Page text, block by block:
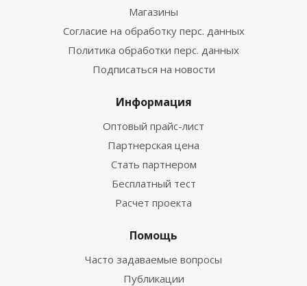
Магазины
Согласие на обработку перс. данных
Политика обработки перс. данных
Подписаться на новости
Информация
Оптовый прайс-лист
Партнерская цена
Стать партнером
Бесплатный тест
Расчет проекта
Помощь
Часто задаваемые вопросы
Публикации